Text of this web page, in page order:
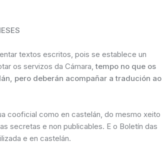
textos escritos, pois se establece un
os servizos da Cámara,tempo no que os
pero deberán acompañar a tradución ao
cooficial como en castelán, do mesmo xeito
secretas e non publicables. E o Boletín das
e en castelán.